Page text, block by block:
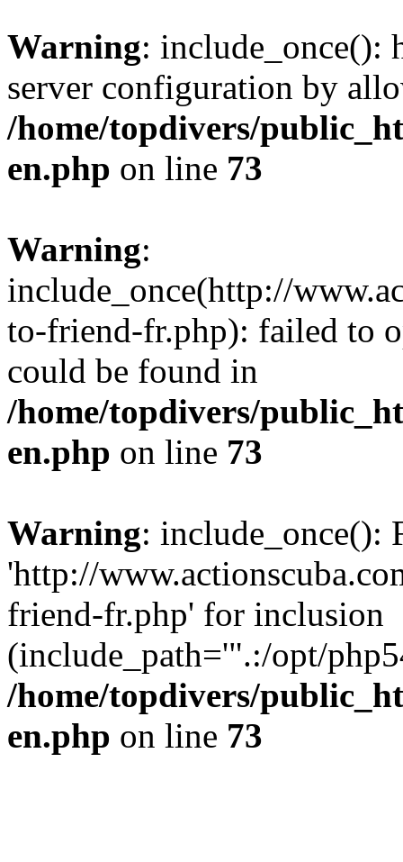
Warning: include_once():
server configuration by
/home/topdivers/
en.php on line 73
Warning:
include_once(http://
to-friend-fr.php): failed to
could be found in
/home/topdivers/
en.php on line 73
Warning: include_once():
'http://
friend-fr.php' for inclusion
(include_path='".:/opt/
/home/topdivers/
en.php on line 73